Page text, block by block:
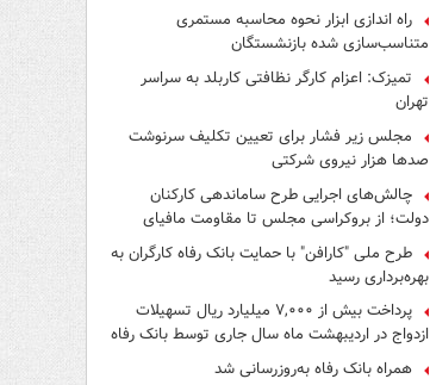
راه اندازی ابزار نحوه محاسبه مستمری
متناسب‌سازی شده بازنشستگان
تمیزک: اعزام کارگر نظافتی کاربلد به سراسر
تهران
مجلس زیر فشار برای تعیین تکلیف سرنوشت
صدها هزار نیروی شرکتی
چالش‌های اجرایی طرح ساماندهی کارکنان
دولت؛ از بروکراسی مجلس تا مقاومت مافیای
واسطه‌گری
طرح ملی "کارافن" با حمایت بانک رفاه کارگران به
بهره‌برداری رسید
پرداخت بیش از ۷,۰۰۰ میلیارد ریال تسهیلات
ازدواج در اردیبهشت ماه سال جاری توسط بانک رفاه
کارگران
همراه بانک رفاه به‌روزرسانی شد